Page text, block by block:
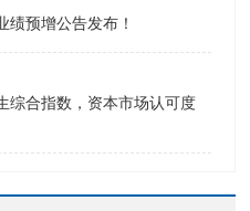
绩预增公告发布！
综合指数，资本市场认可度